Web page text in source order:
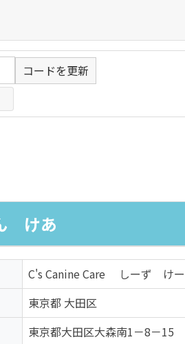
コードを更新
けあ
C's Canine Care しーず け
東京都 大田区
東京都大田区大森南1－8－15